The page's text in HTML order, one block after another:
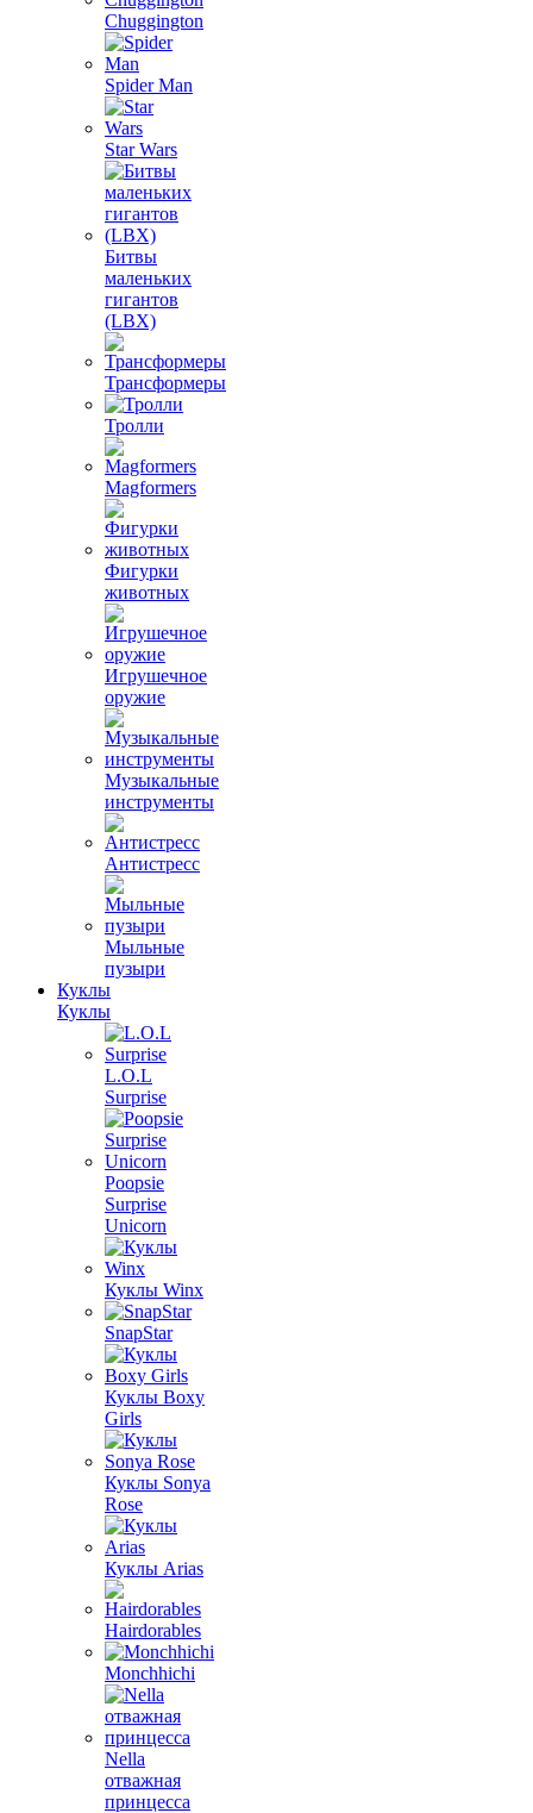
Chuggington
Spider Man
Star Wars
Битвы
маленьких
гигантов
(LBX)
Трансформеры
Тролли
Magformers
Фигурки
животных
Игрушечное
оружие
Музыкальные
инструменты
Антистресс
Мыльные
пузыри
Куклы
Куклы
L.O.L
Surprise
Poopsie
Surprise
Unicorn
Куклы Winx
SnapStar
Куклы Boxy
Girls
Куклы Sonya
Rose
Куклы Arias
Hairdorables
Monchhichi
Nella
отважная
принцесса